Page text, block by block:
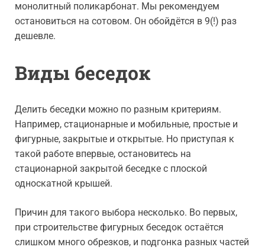
монолитный поликарбонат. Мы рекомендуем
остановиться на сотовом. Он обойдётся в 9(!) раз
дешевле.
Виды беседок
Делить беседки можно по разным критериям.
Например, стационарные и мобильные, простые и
фигурные, закрытые и открытые. Но приступая к
такой работе впервые, остановитесь на
стационарной закрытой беседке с плоской
односкатной крышей.
Причин для такого выбора несколько. Во первых,
при строительстве фигурных беседок остаётся
слишком много обрезков, и подгонка разных частей